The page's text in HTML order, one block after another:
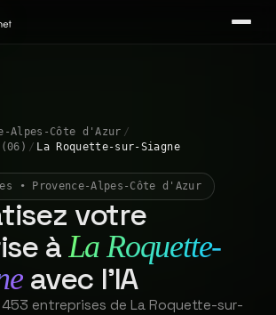
Alpes-Côte d'Azur /
/ La Roquette-sur-Siagne
• Provence-Alpes-Côte d'Azur
votre
à La Roquette-
avec l'IA
entreprises de La Roquette-sur-